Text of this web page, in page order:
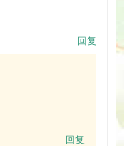
回复
回复